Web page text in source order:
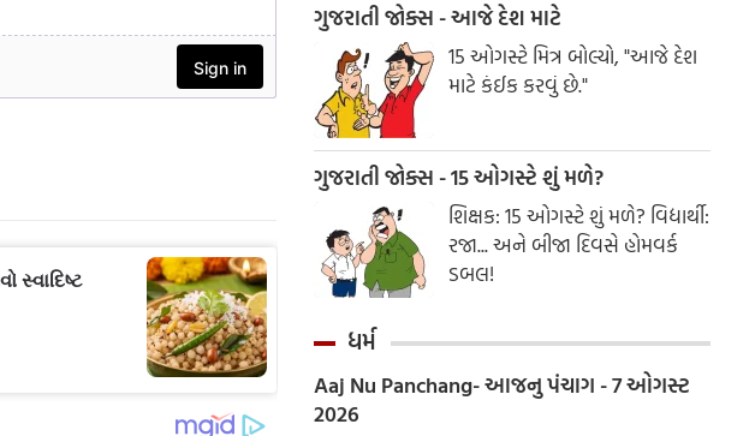
ગુજરાતી જોક્સ - આજે દેશ માટે
15 ઓગસ્ટે મિત્ર બોલ્યો, "આજે દેશ
માટે કંઈક કરવું છે."
ગુજરાતી જોક્સ - 15 ઓગસ્ટે શું મળે?
શિક્ષક: 15 ઓગસ્ટે શું મળે? વિદ્યાર્થી:
રજા... અને બીજા દિવસે હોમવર્ક
ડબલ!
ધર્મ
Aaj Nu Panchang- આજનુ પંચાગ - 7 ઓગસ્ટ
2026